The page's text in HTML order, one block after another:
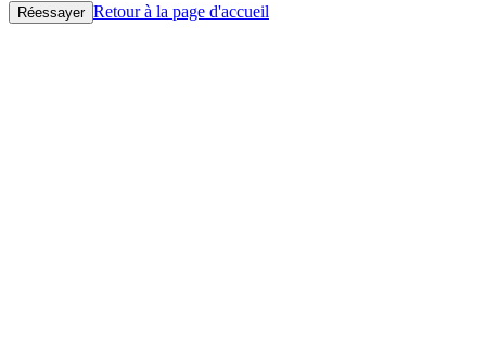
Réessayer Retour à la page d'accueil